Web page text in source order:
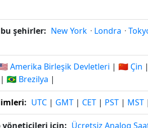
şehirler: New York · Londra ·
Amerika Birleşik Devletleri | 🇨🇳 Çin |
| 🇧🇷 Brezilya |
: UTC | GMT | CET | PST | MST |
yöneticileri için: Ücretsiz Analog